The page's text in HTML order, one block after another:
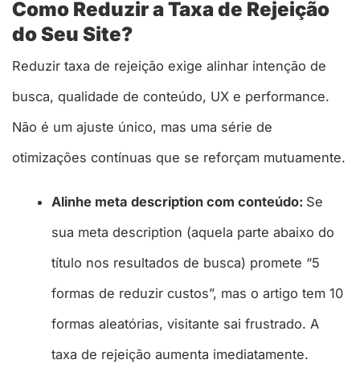
Como Reduzir a Taxa de Rejeição
do Seu Site?
Reduzir taxa de rejeição exige alinhar intenção de
busca, qualidade de conteúdo, UX e performance.
Não é um ajuste único, mas uma série de
otimizações contínuas que se reforçam mutuamente.
Alinhe meta description com conteúdo: Se
sua meta description (aquela parte abaixo do
título nos resultados de busca) promete “5
formas de reduzir custos”, mas o artigo tem 10
formas aleatórias, visitante sai frustrado. A
taxa de rejeição aumenta imediatamente.